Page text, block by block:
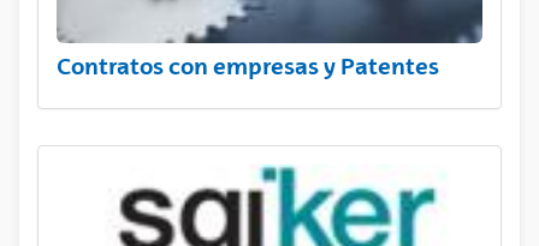
Contratos con empresas y Patentes